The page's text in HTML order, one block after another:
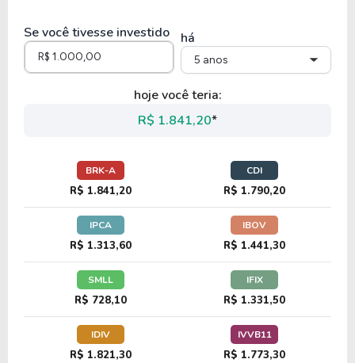
IGIC
9,02 27,14% 1,00%
DGICA
9,97 10,67% 3,85%
11,30 1,21 10,67% 3,11%
Se você tivesse investido há
5 anos
hoje você teria:
R$ 1.841,20*
BRK-A
R$ 1.841,20
CDI
R$ 1.790,20
IPCA
R$ 1.313,60
IBOV
R$ 1.441,30
SMLL
R$ 728,10
IFIX
R$ 1.331,50
IDIV
R$ 1.821,30
IVVB11
R$ 1.773,30